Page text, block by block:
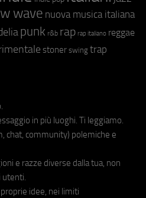
wave nuova musica italiana
punk r&b rap rap italiano reggae
stoner swing trap
in più luoghi. Ti leggiamo.
chat, community) polemiche e
e razze diverse dalla tua, non
utenti.
idee, nei limiti